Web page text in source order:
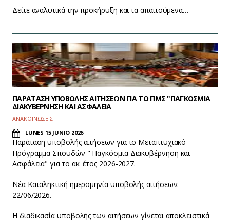
Δείτε αναλυτικά την προκήρυξη και τα απαιτούμενα…
ΠΑΡΑΤΑΣΗ ΥΠΟΒΟΛΗΣ ΑΙΤΗΣΕΩΝ ΓΙΑ ΤΟ ΠΜΣ "ΠΑΓΚΟΣΜΙΑ
ΔΙΑΚΥΒΕΡΝΗΣΗ ΚΑΙ ΑΣΦΑΛΕΙΑ
ΑΝΑΚΟΙΝΩΣΕΙΣ
LUNES 15 JUNIO 2026
Παράταση υποβολής αιτήσεων για το Μεταπτυχιακό
Πρόγραμμα Σπουδών " Παγκόσμια Διακυβέρνηση και
Ασφάλεια" για το ακ. έτος 2026-2027.
Νέα Καταληκτική ημερομηνία υποβολής αιτήσεων:
22/06/2026.
Η διαδικασία υποβολής των αιτήσεων γίνεται αποκλειστικά